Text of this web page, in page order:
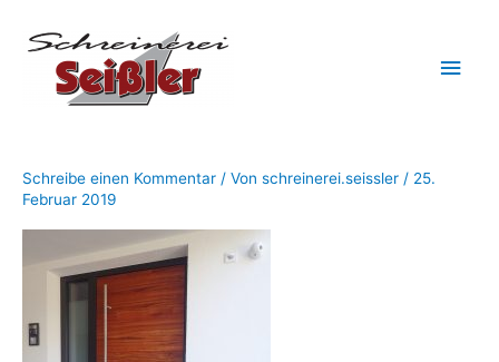
Inhalt
springen
Schreibe einen Kommentar / Von schreinerei.seissler / 25.
Februar 2019